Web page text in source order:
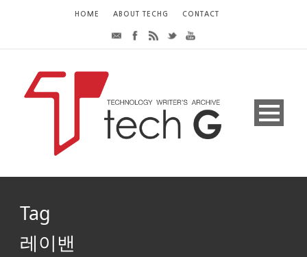
HOME ABOUT TECHG CONTACT
Tag
레이밴